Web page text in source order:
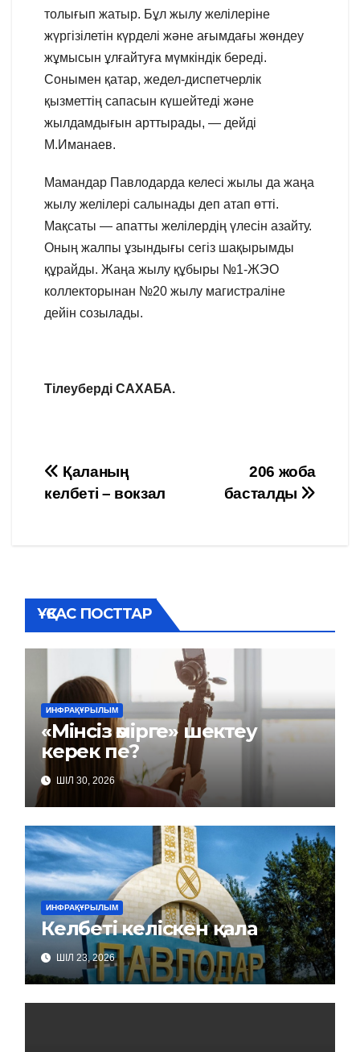
толығып жатыр. Бұл жылу желілеріне
жүргізілетін күрделі және ағымдағы жөндеу
жұмысын ұлғайтуға мүмкіндік береді.
Сонымен қатар, жедел-диспетчерлік
қызметтің сапасын күшейтеді және
жылдамдығын арттырады, — дейді
М.Иманаев.
Мамандар Павлодарда келесі жылы да жаңа
жылу желілері салынады деп атап өтті.
Мақсаты — апатты желілердің үлесін азайту.
Оның жалпы ұзындығы сегіз шақырымды
құрайды. Жаңа жылу құбыры №1-ЖЭО
коллекторынан №20 жылу магистраліне
дейін созылады.
Тілеуберді САХАБА.
Навигация
206 жоба
басталды
Қаланың
келбеті – вокзал
ҰҚСАС ПОСТТАР
ИНФРАҚҰРЫЛЫМ
«Мінсіз өмірге» шектеу
керек пе?
ШІЛ 30, 2026
ИНФРАҚҰРЫЛЫМ
Келбеті келіскен қала
ШІЛ 23, 2026